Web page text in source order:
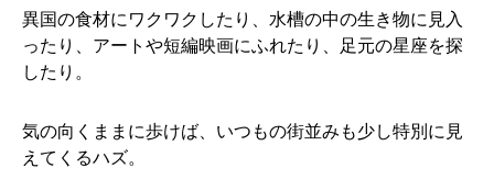
異国の食材にワクワクしたり、水槽の中の生き物に見入
ったり、アートや短編映画にふれたり、足元の星座を探
したり。
気の向くままに歩けば、いつもの街並みも少し特別に見
えてくるハズ。